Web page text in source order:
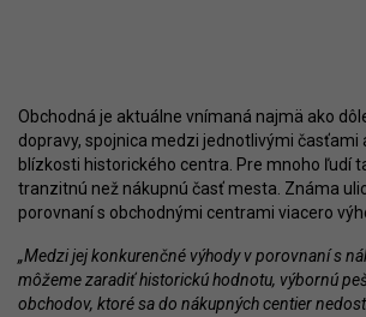
Obchodná je aktuálne vnímaná najmä ako
dopravy, spojnica medzi jednotlivými časťami
blízkosti historického centra. Pre mnoho ľudí
tranzitnú než nákupnú časť mesta. Známa
porovnaní s obchodnými centrami viacero
„Medzi jej konkurenčné výhody v porovnaní s
môžeme zaradiť historickú hodnotu, výbornú
obchodov, ktoré sa do nákupných centier